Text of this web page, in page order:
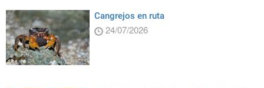
Cangrejos en ruta
24/07/2026